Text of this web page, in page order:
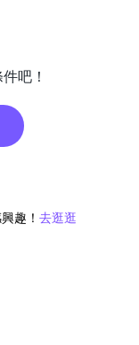
吧！
趣！ 去逛逛